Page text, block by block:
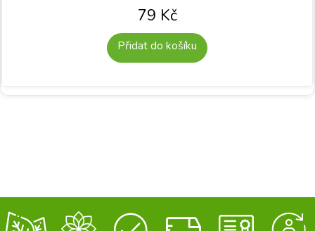
79 Kč
Přidat do košíku